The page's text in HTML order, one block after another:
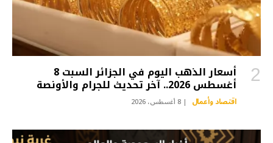
أسعار الذهب اليوم في الجزائر السبت 8
أغسطس 2026.. آخر تحديث للجرام والأونصة
اقتصاد وأعمال 8 أغسطس، 2026